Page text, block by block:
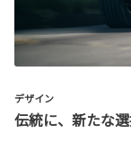
デザイン
伝統に、新たな選